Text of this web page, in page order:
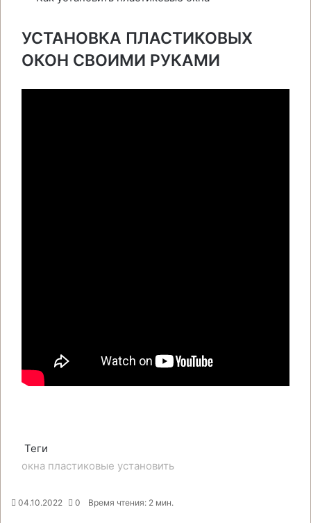
УСТАНОВКА ПЛАСТИКОВЫХ
ОКОН СВОИМИ РУКАМИ
Теги
окна пластиковые установить
04.10.2022 0 Время чтения: 2 мин.